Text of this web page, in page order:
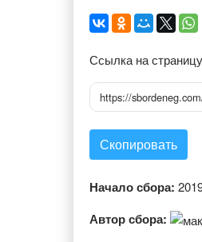
Ссылка на страницу
https://
Скопировать
Начало сбора:
Автор сбора: